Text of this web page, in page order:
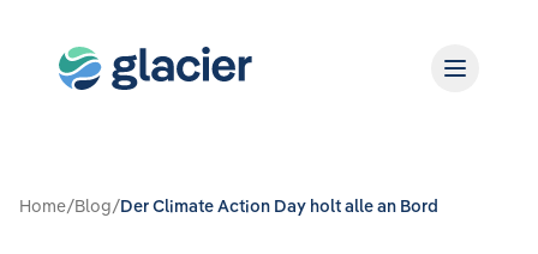
Home/Blog/Der Climate Action Day holt alle an Bord